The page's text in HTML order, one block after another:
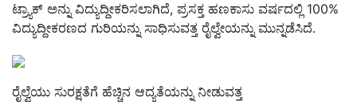
ಟ್ರ್ಯಾಕ್ ಅನ್ನು ವಿದ್ಯುದ್ದೀಕರಿಸಲಾಗಿದೆ, ಪ್ರಸಕ್ತ ಹಣಕಾಸು ವರ್ಷದಲ್ಲಿ 100%
ವಿದ್ಯುದ್ದೀಕರಣದ ಗುರಿಯನ್ನು ಸಾಧಿಸುವತ್ತ ರೈಲ್ವೇಯನ್ನು ಮುನ್ನಡೆಸಿದೆ.
ರೈಲ್ವೆಯು ಸುರಕ್ಷತೆಗೆ ಹೆಚ್ಚಿನ ಆದ್ಯತೆಯನ್ನು ನೀಡುವತ್ತ